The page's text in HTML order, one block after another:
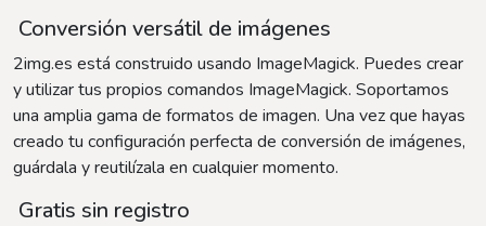
Conversión versátil de imágenes
2img.es está construido usando ImageMagick. Puedes crear
y utilizar tus propios comandos ImageMagick. Soportamos
una amplia gama de formatos de imagen. Una vez que hayas
creado tu configuración perfecta de conversión de imágenes,
guárdala y reutilízala en cualquier momento.
Gratis sin registro